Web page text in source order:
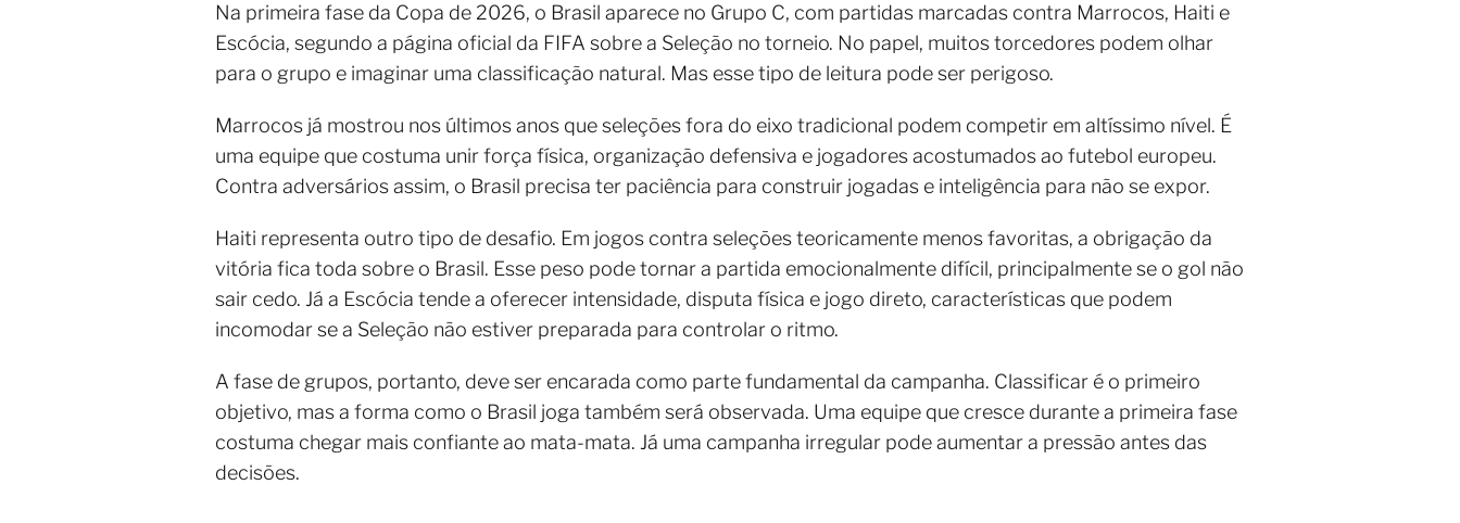
Na primeira fase da Copa de 2026, o Brasil aparece no Grupo C, com partidas marcadas contra Marrocos, Haiti e
Escócia, segundo a página oficial da FIFA sobre a Seleção no torneio. No papel, muitos torcedores podem olhar
para o grupo e imaginar uma classificação natural. Mas esse tipo de leitura pode ser perigoso.
Marrocos já mostrou nos últimos anos que seleções fora do eixo tradicional podem competir em altíssimo nível. É
uma equipe que costuma unir força física, organização defensiva e jogadores acostumados ao futebol europeu.
Contra adversários assim, o Brasil precisa ter paciência para construir jogadas e inteligência para não se expor.
Haiti representa outro tipo de desafio. Em jogos contra seleções teoricamente menos favoritas, a obrigação da
vitória fica toda sobre o Brasil. Esse peso pode tornar a partida emocionalmente difícil, principalmente se o gol não
sair cedo. Já a Escócia tende a oferecer intensidade, disputa física e jogo direto, características que podem
incomodar se a Seleção não estiver preparada para controlar o ritmo.
A fase de grupos, portanto, deve ser encarada como parte fundamental da campanha. Classificar é o primeiro
objetivo, mas a forma como o Brasil joga também será observada. Uma equipe que cresce durante a primeira fase
costuma chegar mais confiante ao mata-mata. Já uma campanha irregular pode aumentar a pressão antes das
decisões.